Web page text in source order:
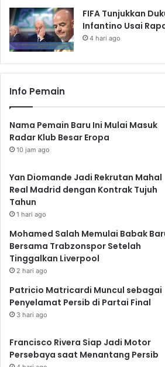
FIFA Tunjukkan
Infantino Usai
4 hari ago
Info Pemain
Nama Pemain Baru Ini Mulai Masuk
Radar Klub Besar Eropa
10 jam ago
Yan Diomande Jadi Rekrutan Mahal
Real Madrid dengan Kontrak Tujuh
Tahun
1 hari ago
Mohamed Salah Memulai Babak
Bersama Trabzonspor Setelah
Tinggalkan Liverpool
2 hari ago
Patricio Matricardi Muncul sebagai
Penyelamat Persib di Partai Final
3 hari ago
Francisco Rivera Siap Jadi Motor
Persebaya saat Menantang Persib